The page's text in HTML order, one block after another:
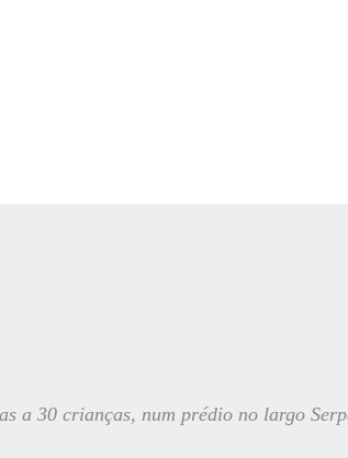
a 30 crianças, num prédio no largo